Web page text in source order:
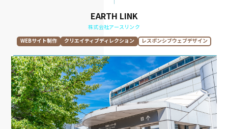
EARTH LINK
株式会社アースリンク
WEBサイト制作
クリエイティブディレクション
レスポンシブウェブデザイン
CMS･wordpress